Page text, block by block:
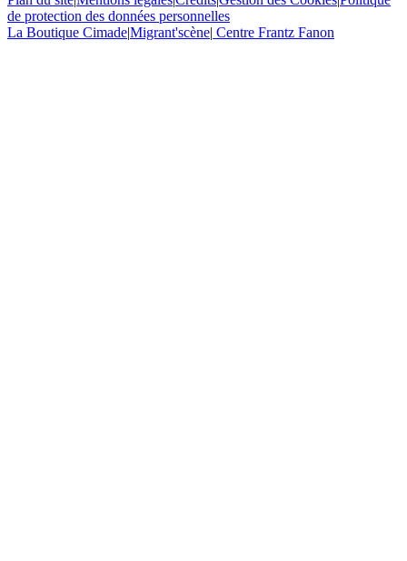
de protection des données personnelles
La Boutique Cimade|Migrant'scène| Centre Frantz Fanon